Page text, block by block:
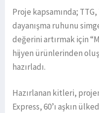
Proje kapsamında;
dayanışma ruhunu
değerini artırmak için
hijyen ürünlerinden
hazırladı.
Hazırlanan kitleri,
Express, 60’ı aşkın